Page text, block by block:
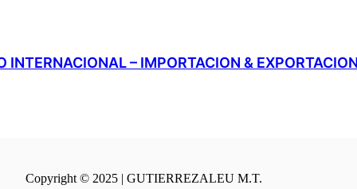
INTERNACIONAL – IMPORTACION &
Copyright © 2025 | GUTIERREZALEU M.T.